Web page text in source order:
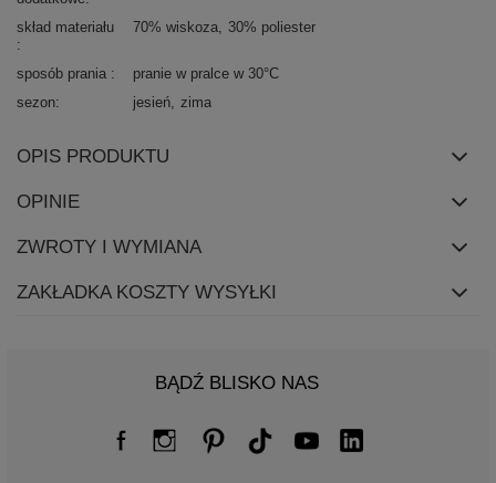
skład materiału 70% wiskoza 30% poliester
sposób prania
pranie w pralce w 30°C
sezon
jesień zima
OPIS PRODUKTU
OPINIE
ZWROTY I WYMIANA
ZAKŁADKA KOSZTY WYSYŁKI
BĄDŹ BLISKO NAS